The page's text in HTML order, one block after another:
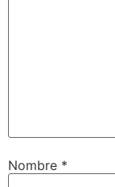
Nombre *